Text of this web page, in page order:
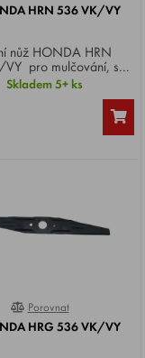
HRN 536 VK/VY
HRN
pro mulčování, se
53 cm, vhodný pro
HRN 536 VK/VY .
Skladem 5+ ks
0%
Porovnat
HRG 536 VK/VY